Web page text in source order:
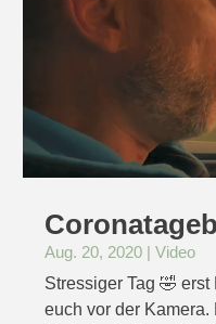
Aug. 20, 2020 |Video
Stressiger Tag 🤣
euch vor der